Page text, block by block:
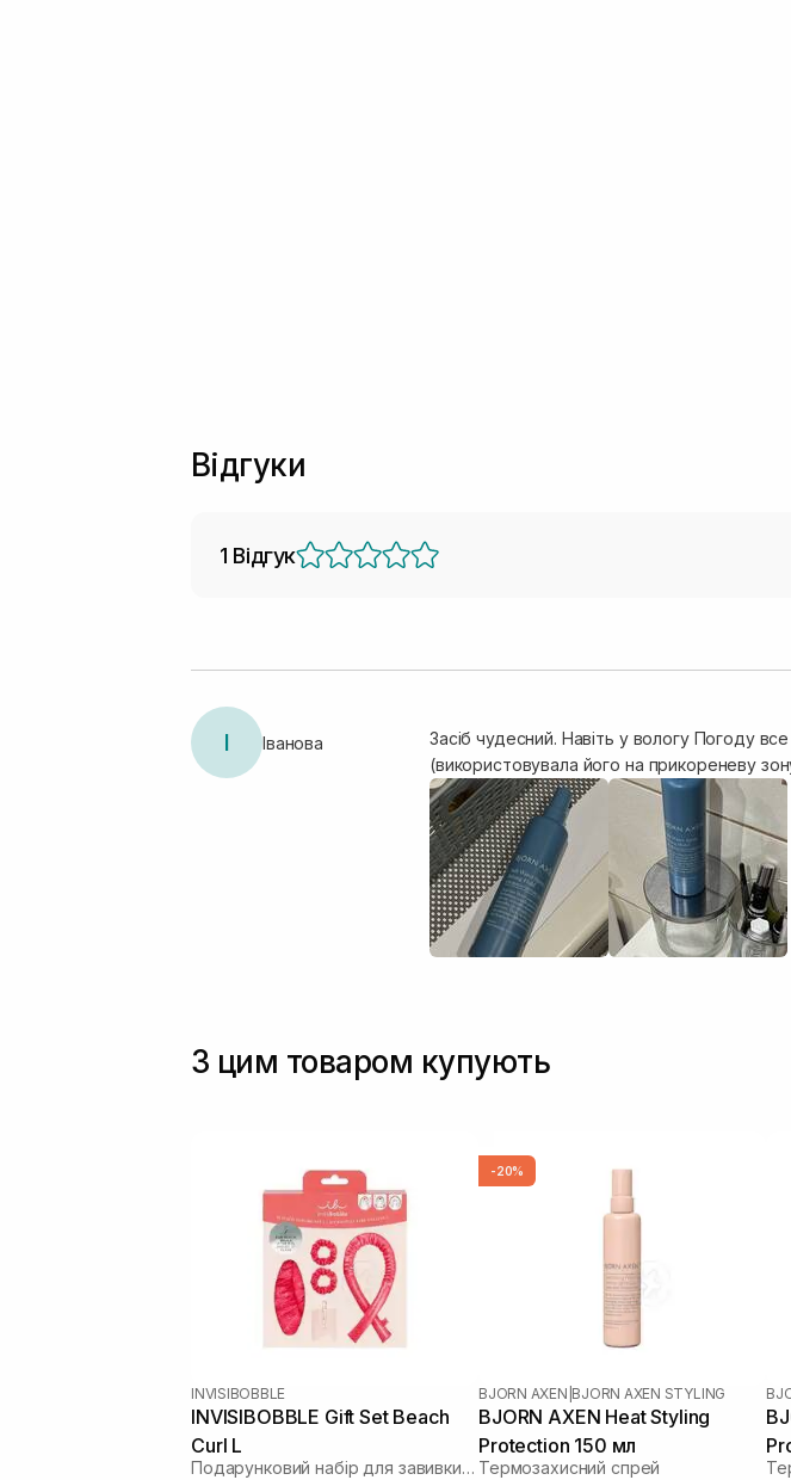
Відгуки
1 Відгук
І Іванова
Засіб чудесний. Навіть у вологу Погоду
(використовувала його на прикореневу
З цим товаром купують
INVISIBOBBLE
INVISIBOBBLE Gift Set Beach
Curl L
Подарунковий набір для завивки волосся
-20%
BJORN AXEN BJORN AXEN STYLING
BJORN AXEN Heat Styling
Protection 150 мл
Термозахисний спрей